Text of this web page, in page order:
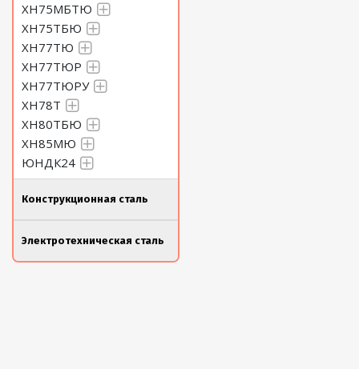
ХН75МБТЮ
ХН75ТБЮ
ХН77ТЮ
ХН77ТЮР
ХН77ТЮРУ
ХН78Т
ХН80ТБЮ
ХН85МЮ
ЮНДК24
Конструкционная сталь
Электротехническая сталь